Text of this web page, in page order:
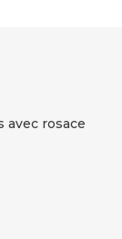
avec rosace